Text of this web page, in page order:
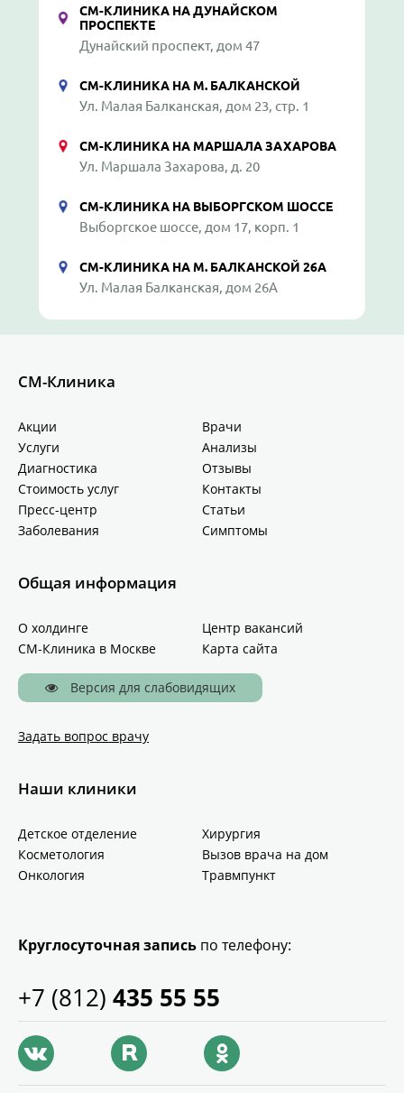
СМ-КЛИНИКА НА ДУНАЙСКОМ
ПРОСПЕКТЕ
Дунайский проспект, дом 47
СМ-КЛИНИКА НА М. БАЛКАНСКОЙ
Ул. Малая Балканская, дом 23, стр. 1
СМ-КЛИНИКА НА МАРШАЛА ЗАХАРОВА
Ул. Маршала Захарова, д. 20
СМ-КЛИНИКА НА ВЫБОРГСКОМ ШОССЕ
Выборгское шоссе, дом 17, корп. 1
СМ-КЛИНИКА НА М. БАЛКАНСКОЙ 26А
Ул. Малая Балканская, дом 26А
СМ-Клиника
Акции
Врачи
Услуги
Анализы
Диагностика
Отзывы
Стоимость услуг
Контакты
Пресс-центр
Статьи
Заболевания
Симптомы
Общая информация
О холдинге
Центр вакансий
СМ-Клиника в Москве
Карта сайта
Версия для слабовидящих
Задать вопрос врачу
Наши клиники
Детское отделение
Хирургия
Косметология
Вызов врача на дом
Онкология
Травмпункт
Круглосуточная запись по телефону:
+7 (812) 435 55 55